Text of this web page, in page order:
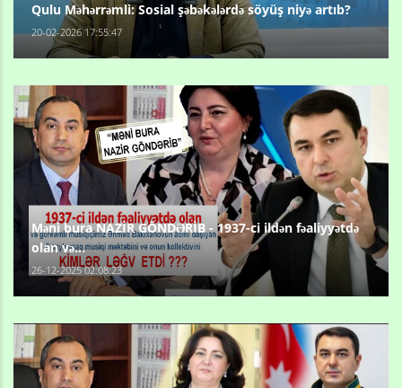
Qulu Məhərrəmli: Sosial şəbəkələrdə söyüş niyə artıb?
20-02-2026 17:55:47
Məni bura NAZİR GÖNDƏRİB - 1937-ci ildən fəaliyyətdə
olan və...
26-12-2025 02:08:23